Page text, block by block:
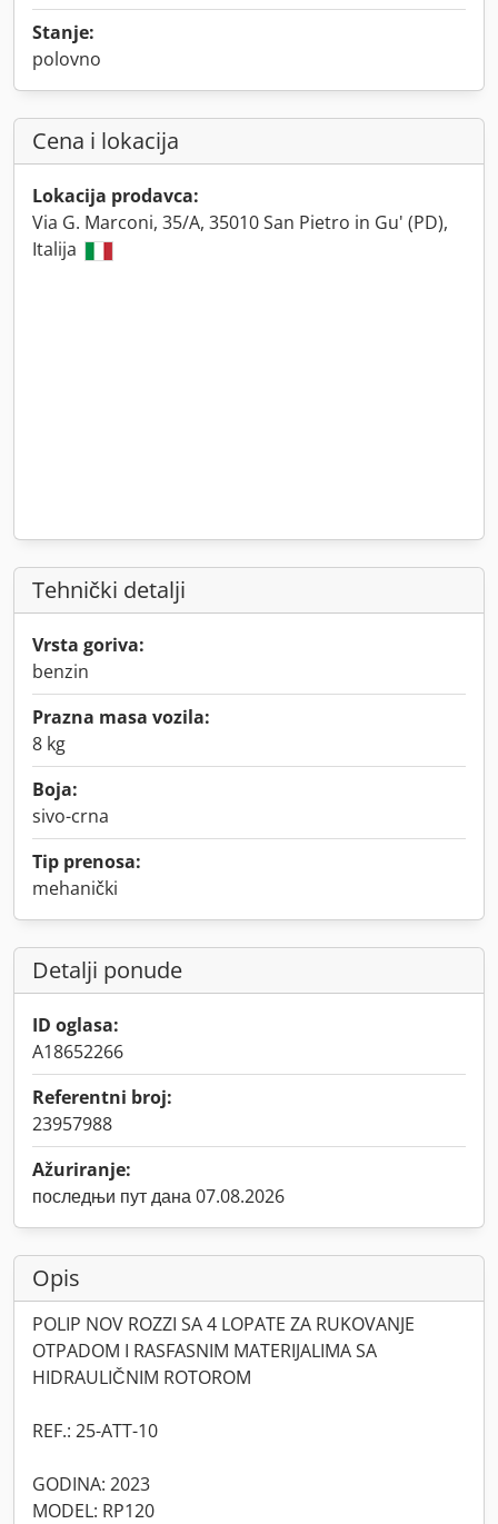
Stanje:
polovno
Cena i lokacija
Lokacija prodavca:
Via G. Marconi, 35/A, 35010 San Pietro in Gu' (PD),
Italija
Tehnički detalji
Vrsta goriva:
benzin
Prazna masa vozila:
8 kg
Boja:
sivo-crna
Tip prenosa:
mehanički
Detalji ponude
ID oglasa:
A18652266
Referentni broj:
23957988
Ažuriranje:
последњи пут дана 07.08.2026
Opis
POLIP NOV ROZZI SA 4 LOPATE ZA RUKOVANJE
OTPADOM I RASFASNIM MATERIJALIMA SA
HIDRAULIČNIM ROTOROM
REF.: 25-ATT-10
GODINA: 2023
MODEL: RP120